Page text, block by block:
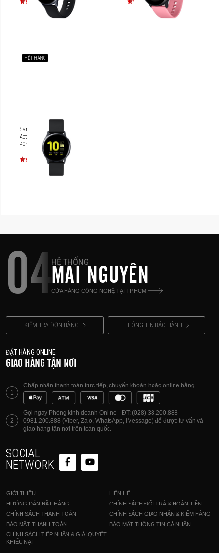
HẾT HÀNG
Samsung Galaxy Watch
Active 2 Aluminum case
40mm SM-R830NZ
04HỆ THỐNG
MAI NGUYÊN
CỬA HÀNG CÔNG NGHỆ TẠI TP.HCM
KIỂM TRA ĐƠN HÀNG THÔNG TIN BẢO HÀNH
ĐẶT HÀNG ONLINE
GIAO HÀNG TẬN NƠI
1
Chấp nhận thanh toán trực tiếp, chuyển khoản hoặc online bằng
2
Gọi ngay Phòng kinh doanh Online - ĐT: (028) 38.200.888 -
0981.200.888 (Viber, Zalo, WhatsApp, iMessage) để được tư vấn và
giao hàng tận nơi trên toàn quốc.
SOCIAL
NETWORK
GIỚI THIỆU
LIÊN HỆ
HƯỚNG DẪN ĐẶT HÀNG
CHÍNH SÁCH ĐỔI TRẢ & HOÀN TIỀN
CHÍNH SÁCH THANH TOÁN
CHÍNH SÁCH GIAO NHẬN & KIỂM HÀNG
BẢO MẬT THANH TOÁN
BẢO MẬT THÔNG TIN CÁ NHÂN
CHÍNH SÁCH TIẾP NHẬN & GIẢI QUYẾT
KHIẾU NẠI